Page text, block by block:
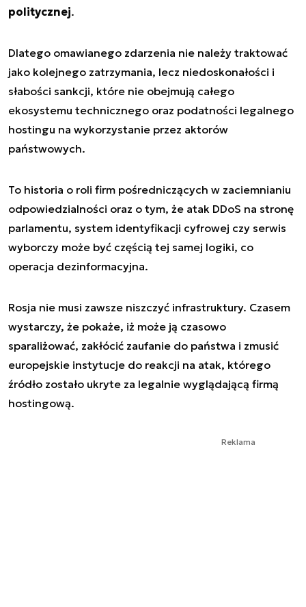
politycznej.
Dlatego omawianego zdarzenia nie należy traktować
jako kolejnego zatrzymania, lecz niedoskonałości i
słabości sankcji, które nie obejmują całego
ekosystemu technicznego oraz podatności legalnego
hostingu na wykorzystanie przez aktorów
państwowych.
To historia o roli firm pośredniczących w zaciemnianiu
odpowiedzialności oraz o tym, że atak DDoS na stronę
parlamentu, system identyfikacji cyfrowej czy serwis
wyborczy może być częścią tej samej logiki, co
operacja dezinformacyjna.
Rosja nie musi zawsze niszczyć infrastruktury. Czasem
wystarczy, że pokaże, iż może ją czasowo
sparaliżować, zakłócić zaufanie do państwa i zmusić
europejskie instytucje do reakcji na atak, którego
źródło zostało ukryte za legalnie wyglądającą firmą
hostingową.
Reklama